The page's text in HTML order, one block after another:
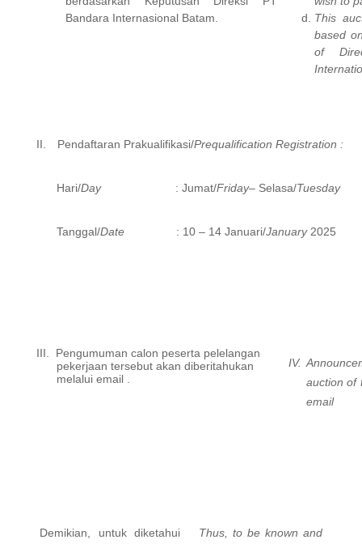
Bandara Internasional Batam.
This
based
of
II. Pendaftaran Prakualifikasi/Prequalification Registration :
Hari/Day : Jumat/Friday– Selasa/Tuesday
Tanggal/Date : 10 – 14 Januari/January 2025
III.
Pengumuman calon peserta pelelangan
pekerjaan tersebut akan diberitahukan
melalui email .
IV.
auction of
email
Demikian, untuk diketahui
Thus, to be known and